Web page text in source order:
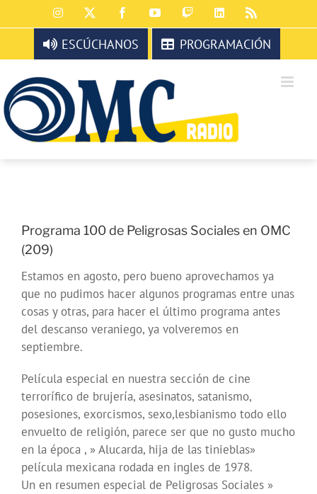
al
contenido
Instagram FacebookYouTubeTwitchLinkedIn
ESCÚCHANOS PROGRAMACIÓN
Programa 100 de Peligrosas Sociales en OMC
(209)
Estamos en agosto, pero bueno aprovechamos ya
que no pudimos hacer algunos programas entre unas
cosas y otras, para hacer el último programa antes
del descanso veraniego, ya volveremos en
septiembre.
Película especial en nuestra sección de cine
terrorífico de brujería, asesinatos, satanismo,
posesiones, exorcismos, sexo,lesbianismo todo ello
envuelto de religión, parece ser que no gusto mucho
en la época , » Alucarda, hija de las tinieblas»
película mexicana rodada en ingles de 1978.
Un en resumen especial de Peligrosas Sociales »